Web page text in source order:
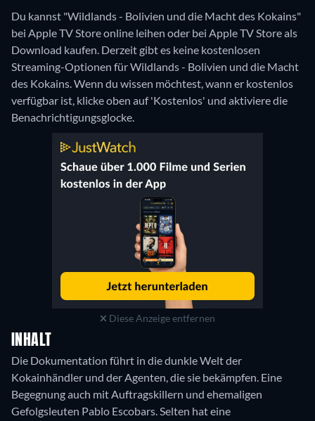
Du kannst "Wildlands - Bolivien und die Macht des Kokains"
bei Apple TV Store online leihen oder bei Apple TV Store als
Download kaufen. Derzeit gibt es keine kostenlosen
Streaming-Optionen für Wildlands - Bolivien und die Macht
des Kokains. Wenn du wissen möchtest, wann er kostenlos
verfügbar ist, klicke oben auf 'Kostenlos' und aktiviere die
Benachrichtigungsglocke.
Diese Anzeige entfernen
INHALT
Die Dokumentation führt in die dunkle Welt der
Kokainhändler und der Agenten, die sie bekämpfen. Eine
Begegnung auch mit Auftragskillern und ehemaligen
Gefolgsleuten Pablo Escobars. Selten hat eine